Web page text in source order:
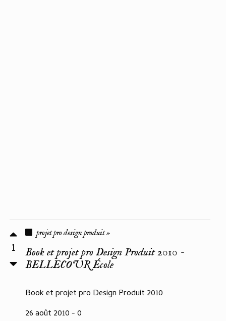
1
projet pro design produit »
Book et projet pro Design Produit 2010 -
BELLECOUR École
Book et projet pro Design Produit 2010
26 août 2010 - 0